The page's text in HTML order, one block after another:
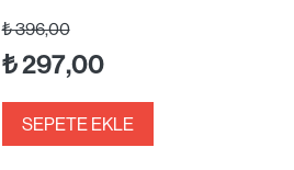
₺396,00
₺297,00
SEPETE EKLE